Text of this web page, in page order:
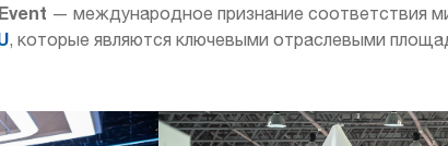
— международное признание соответствия
, которые являются ключевыми отраслевыми